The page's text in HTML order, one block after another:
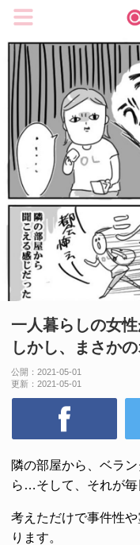
一人暮らしの女
しかし、まさか
公開： 2021-05-01
更新： 2021-05-01
隣の部屋から、ベラ
ら…そして、それが
考えただけで事件性
ります。